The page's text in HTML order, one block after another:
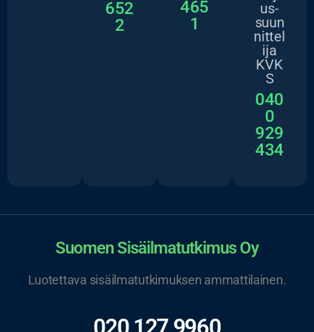
652
2
465
1
us-
suun
nittel
ija
KVK
S
040
0
929
434
Suomen Sisäilmatutkimus Oy
Luotettava sisäilmatutkimuksen ammattilainen.